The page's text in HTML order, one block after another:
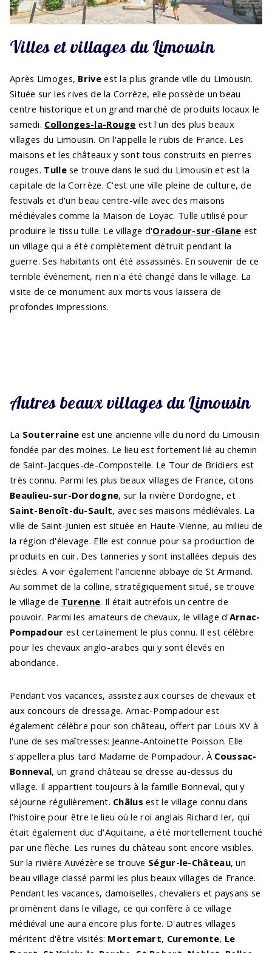
Villes et villages du Limousin
Après Limoges, Briveest la plus grande ville du Limousin.
Située sur les rives de la Corrèze, elle possède un beau
centre historique et un grand marché de produits locaux le
samedi. Collonges-la-Rouge est l'un des plus beaux
villages du Limousin. On l'appelle le rubis de France. Les
maisons et les châteaux y sont tous construits en pierres
rouges. Tullese trouve dans le sud du Limousin et est la
capitale de la Corrèze. C'est une ville pleine de culture, de
festivals et d'un beau centre-ville avec des maisons
médiévales comme la Maison de Loyac. Tulle utilisé pour
produire le tissu tulle. Le village d'Oradour-sur-Glane est
un village qui a été complètement détruit pendant la
guerre. Ses habitants ont été assassinés. En souvenir de ce
terrible événement, rien n'a été changé dans le village. La
visite de ce monument aux morts vous laissera de
profondes impressions.
Autres beaux villages du Limousin
La Souterraine est une ancienne ville du nord du Limousin
fondée par des moines. Le lieu est fortement lié au chemin
de Saint-Jacques-de-Compostelle. Le Tour de Bridiers est
très connu. Parmi les plus beaux villages de France, citons
Beaulieu-sur-Dordogne, sur la rivière Dordogne, et
Saint-Benoît-du-Sault, avec ses maisons médiévales. La
ville de Saint-Junien est située en Haute-Vienne, au milieu de
la région d'élevage. Elle est connue pour sa production de
produits en cuir. Des tanneries y sont installées depuis des
siècles. A voir également l'ancienne abbaye de St Armand.
Au sommet de la colline, stratégiquement situé, se trouve
le village de Turenne. Il était autrefois un centre de
pouvoir. Parmi les amateurs de chevaux, le village d'Arnac-
Pompadour est certainement le plus connu. Il est célèbre
pour les chevaux anglo-arabes qui y sont élevés en
abondance.
Pendant vos vacances, assistez aux courses de chevaux et
aux concours de dressage. Arnac-Pompadour est
également célèbre pour son château, offert par Louis XV à
l'une de ses maîtresses: Jeanne-Antoinette Poisson. Elle
s'appellera plus tard Madame de Pompadour. À Coussac-
Bonneval, un grand château se dresse au-dessus du
village. Il appartient toujours à la famille Bonneval, qui y
séjourne régulièrement. Châlus est le village connu dans
l'histoire pour être le lieu où le roi anglais Richard Ier, qui
était également duc d'Aquitaine, a été mortellement touché
par une flèche. Les ruines du château sont encore visibles.
Sur la rivière Auvézère se trouve Ségur-le-Château, un
beau village classé parmi les plus beaux villages de France.
Pendant les vacances, damoiselles, chevaliers et paysans se
promènent dans le village, ce qui confère à ce village
médiéval une aura encore plus forte. D'autres villages
méritent d'être visités: Mortemart, Curemonte, Le